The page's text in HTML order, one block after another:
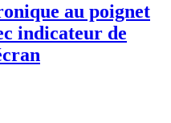
au poignet
indicateur de